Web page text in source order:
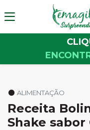
Conteúdo
ALIMENTAÇÃO
Receita
Shake